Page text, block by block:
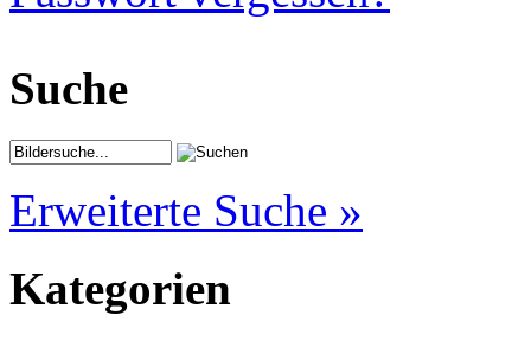
Suche
Erweiterte Suche »
Kategorien